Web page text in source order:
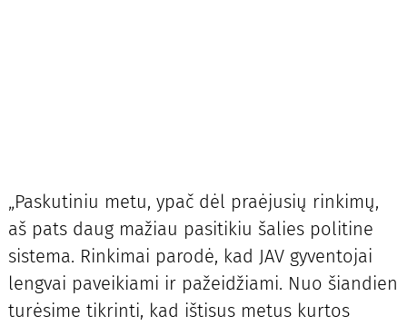
„Paskutiniu metu, ypač dėl praėjusių rinkimų,
aš pats daug mažiau pasitikiu šalies politine
sistema. Rinkimai parodė, kad JAV gyventojai
lengvai paveikiami ir pažeidžiami. Nuo šiandien
turėsime tikrinti, kad ištisus metus kurtos